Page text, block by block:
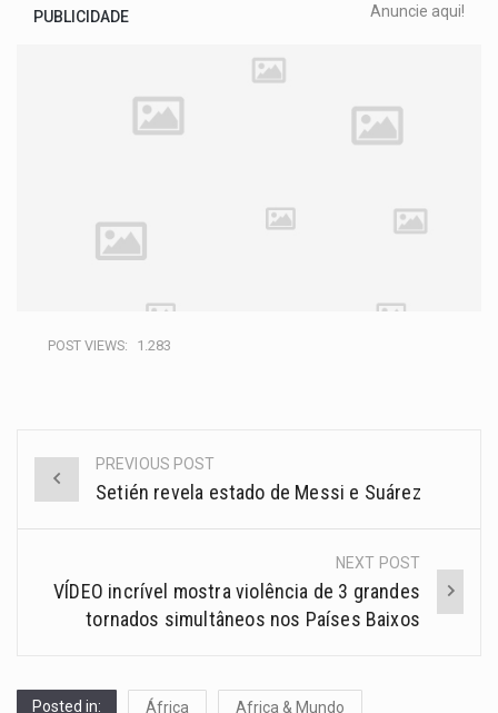
PUBLICIDADE Anuncie aqui!
POST VIEWS: 1.283
PREVIOUS POST
Setién revela estado de Messi e Suárez
NEXT POST
VÍDEO incrível mostra violência de 3 grandes
tornados simultâneos nos Países Baixos
Posted in: África Africa & Mundo